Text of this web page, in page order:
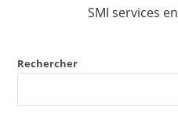
SMI services
Rechercher